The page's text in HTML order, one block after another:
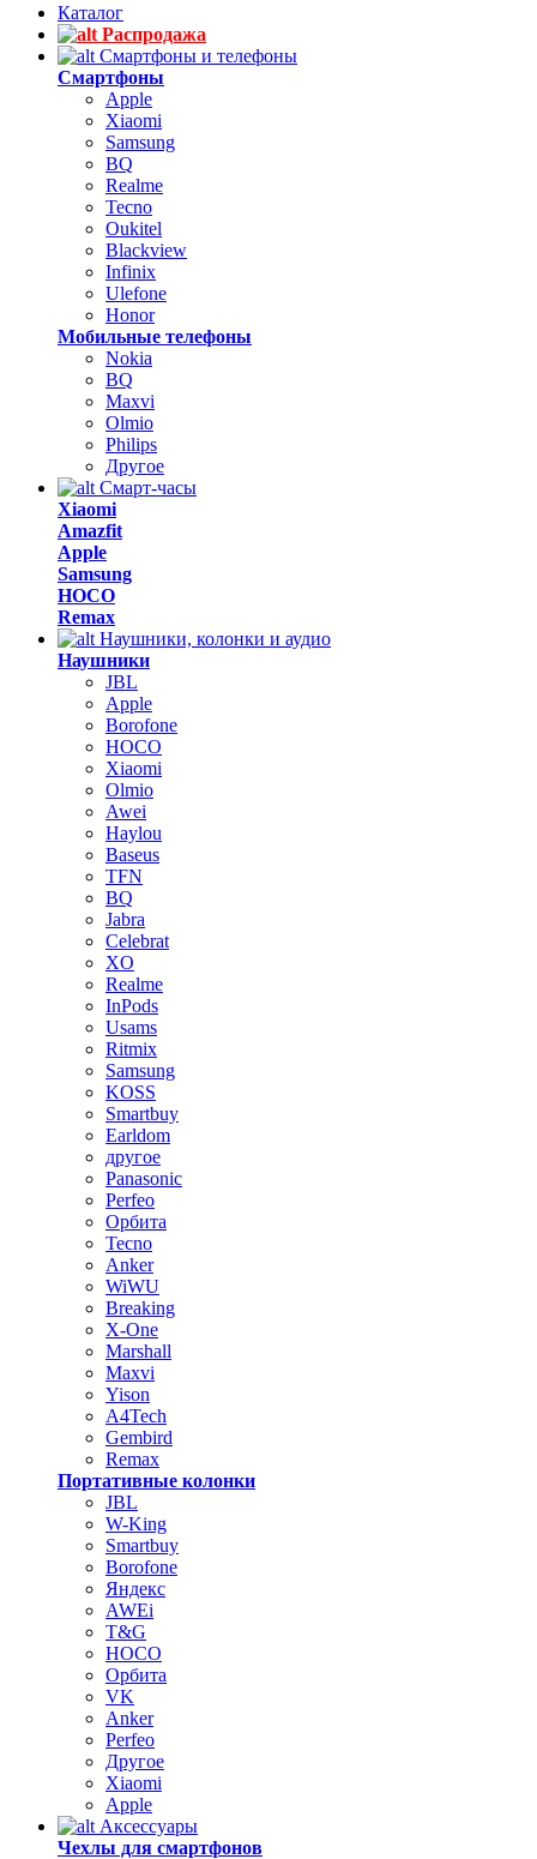
Каталог
Распродажа
Смартфоны и телефоны
Смартфоны
Apple
Xiaomi
Samsung
BQ
Realme
Tecno
Oukitel
Blackview
Infinix
Ulefone
Honor
Мобильные телефоны
Nokia
BQ
Maxvi
Olmio
Philips
Другое
Смарт-часы
Xiaomi
Amazfit
Apple
Samsung
HOCO
Remax
Наушники, колонки и аудио
Наушники
JBL
Apple
Borofone
HOCO
Xiaomi
Olmio
Awei
Haylou
Baseus
TFN
BQ
Jabra
Celebrat
XO
Realme
InPods
Usams
Ritmix
Samsung
KOSS
Smartbuy
Earldom
другое
Panasonic
Perfeo
Орбита
Tecno
Anker
WiWU
Breaking
X-One
Marshall
Maxvi
Yison
A4Tech
Gembird
Remax
Портативные колонки
JBL
W-King
Smartbuy
Borofone
Яндекс
AWEi
T&G
HOCO
Орбита
VK
Anker
Perfeo
Другое
Xiaomi
Apple
Аксессуары
Чехлы для смартфонов